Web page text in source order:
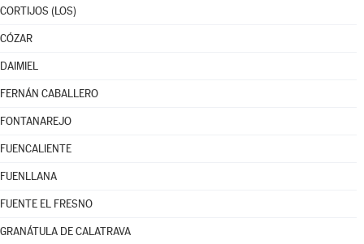
CORTIJOS (LOS)
CÓZAR
DAIMIEL
FERNÁN CABALLERO
FONTANAREJO
FUENCALIENTE
FUENLLANA
FUENTE EL FRESNO
GRANÁTULA DE CALATRAVA